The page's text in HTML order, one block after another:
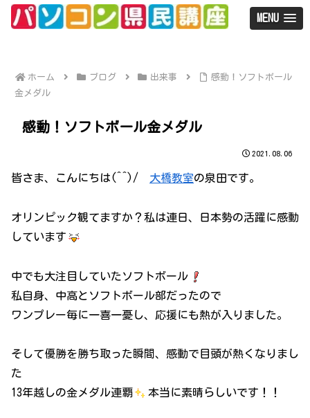
MENU
ホーム ブログ 出来事
感動！ソフトボール
金メダル
感動！ソフトボール金メダル
2021.08.06
皆さま、こんにちは(^^)/ 大橋教室の泉田です。
オリンピック観てますか？私は連日、日本勢の活躍に感動
しています
中でも大注目していたソフトボール
私自身、中高とソフトボール部だったので
ワンプレー毎に一喜一憂し、応援にも熱が入りました。
そして優勝を勝ち取った瞬間、感動で目頭が熱くなりまし
た
13年越しの金メダル連覇
本当に素晴らしいです！！